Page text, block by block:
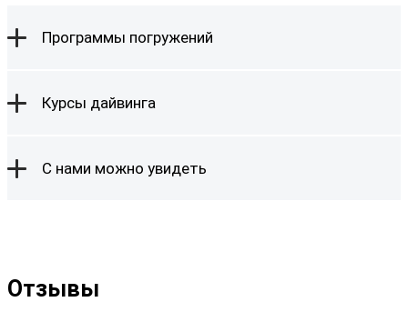
Программы погружений
Курсы дайвинга
С нами можно увидеть
Отзывы